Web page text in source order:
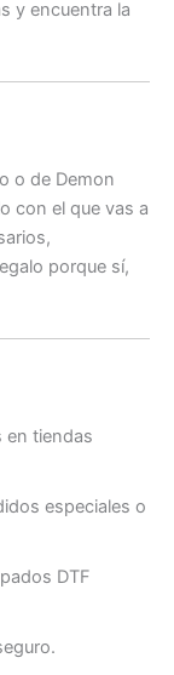
y encuentra la
o de Demon
con el que vas a
porque sí,
en tiendas
especiales o
DTF